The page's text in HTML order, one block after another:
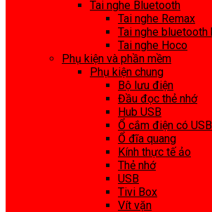
Tai nghe Bluetooth
Tai nghe Remax
Tai nghe bluetooth
Tai nghe Hoco
Phụ kiện và phần mềm
Phụ kiện chung
Bộ lưu điện
Đầu đọc thẻ nhớ
Hub USB
Ổ cắm điện có USB
Ổ đĩa quang
Kính thực tế ảo
Thẻ nhớ
USB
Tivi Box
Vít vặn